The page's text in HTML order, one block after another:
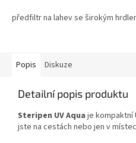
předfiltr na lahev se širokým
Popis Diskuze
Detailní popis produktu
Steripen UV Aqua je kompaktní
jste na cestách nebo jen v